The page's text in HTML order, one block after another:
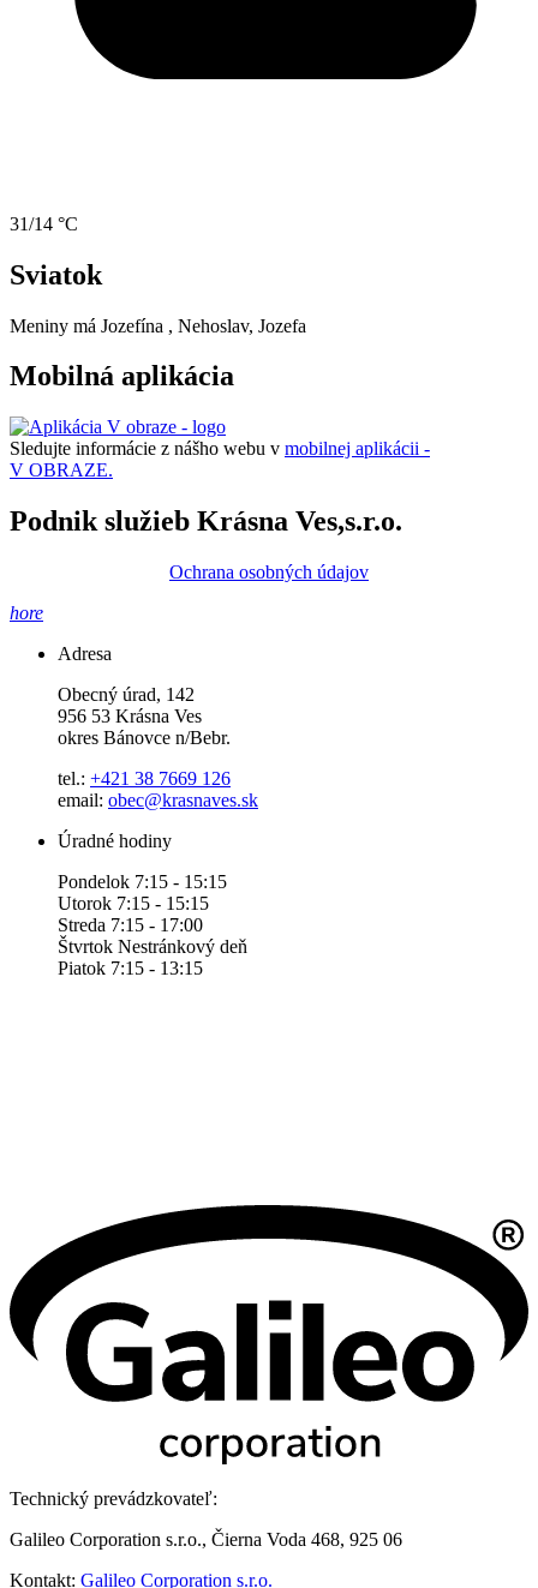
31/14 °C
Sviatok
Meniny má Jozefína , Nehoslav, Jozefa
Mobilná aplikácia
Sledujte informácie z nášho webu v mobilnej aplikácii -
V OBRAZE.
Podnik služieb Krásna Ves,s.r.o.
Ochrana osobných údajov
hore
Adresa
Obecný úrad, 142
956 53 Krásna Ves
okres Bánovce n/Bebr.
tel.: +421 38 7669 126
email: obec@krasnaves.sk
Úradné hodiny
Pondelok 7:15 - 15:15
Utorok 7:15 - 15:15
Streda 7:15 - 17:00
Štvrtok Nestránkový deň
Piatok 7:15 - 13:15
Technický prevádzkovateľ:
Galileo Corporation s.r.o., Čierna Voda 468, 925 06
Kontakt: Galileo Corporation s.r.o.